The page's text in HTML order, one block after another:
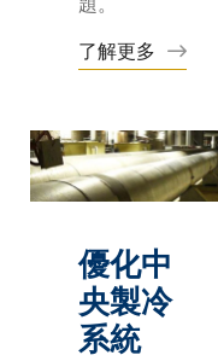
了解更多
優化中
央製冷
系統